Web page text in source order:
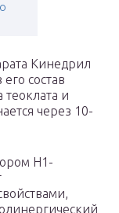
Кинедрил
состав
и
через 10-
Н1-